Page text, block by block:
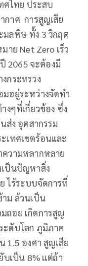
ศไทย ประสบ
กาศ การสูญเสีย
มลพิษ ทั้ง 3 วิกฤต
าย Net Zero เร็ว
2065 จะต้องมี
กระทรวง
อยู่ระหว่างจัดทำ
งๆที่เกี่ยวข้อง ซึ่ง
ส่ง อุตสากรรม
เทศเขตร้อนและ
ความหลากหลาย
เป็นปัญหาสิ่ง
ไร้ระบบจัดการที่
ม ล้วนเป็น
ถอย เกิดการสูญ
ะดับโลก ภูมิภาค
1.5 องศา สูญเสีย
บเป็น 8% แต่ถ้า